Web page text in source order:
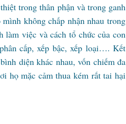
trong thân phận và trong ganh
không chấp nhận nhau trong
làm việc và cách tổ chức của con
cấp, xếp bậc, xếp loại…. Kết
diện khác nhau, vốn chiếm đa
họ mặc cảm thua kém rất tai hại